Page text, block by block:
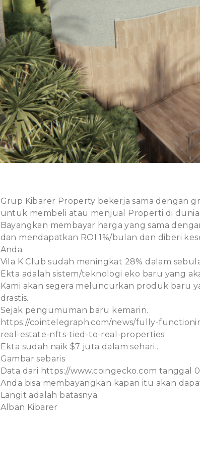
Grup Kibarer Property bekerja sama dengan
untuk membeli atau menjual Properti di dunia
Bayangkan membayar harga yang sama
dan mendapatkan ROI 1%/bulan dan diberi
Anda.
Vila K Club sudah meningkat 28% dalam
Ekta adalah sistem/teknologi eko baru yang
Kami akan segera meluncurkan produk baru
drastis.
Sejak pengumuman baru kemarin.
https://cointelegraph.com/news/fully-
real-estate-nfts-tied-to-real-properties
Ekta sudah naik $7 juta dalam sehari..
Gambar sebaris
Data dari https://www.coingecko.com tanggal
Anda bisa membayangkan kapan itu akan
Langit adalah batasnya.
Alban Kibarer